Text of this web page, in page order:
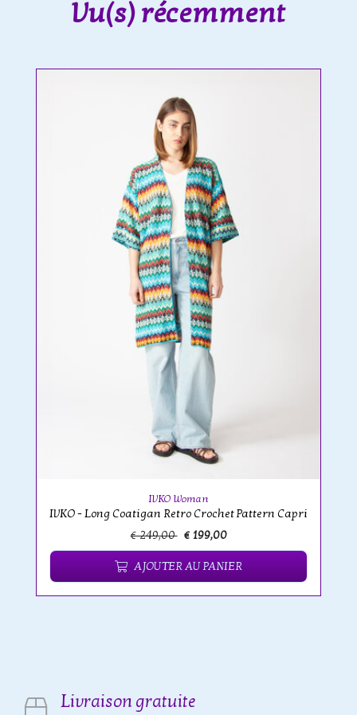
Vu(s) récemment
IVKO Woman
IVKO - Long Coatigan Retro Crochet Pattern Capri
€ 249,00 € 199,00
AJOUTER AU PANIER
Livraison gratuite